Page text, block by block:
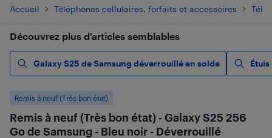
Accueil Téléphones cellulaires, forfaits et accessoires
Découvrez plus d’articles semblables
Galaxy S25 de Samsung déverrouillé en solde
Remis à neuf (Très bon état)
Remis à neuf (Très bon état) - Galaxy S25 256
Go de Samsung - Bleu noir - Déverrouillé